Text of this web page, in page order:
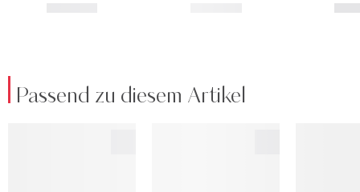
Passend zu diesem Artikel